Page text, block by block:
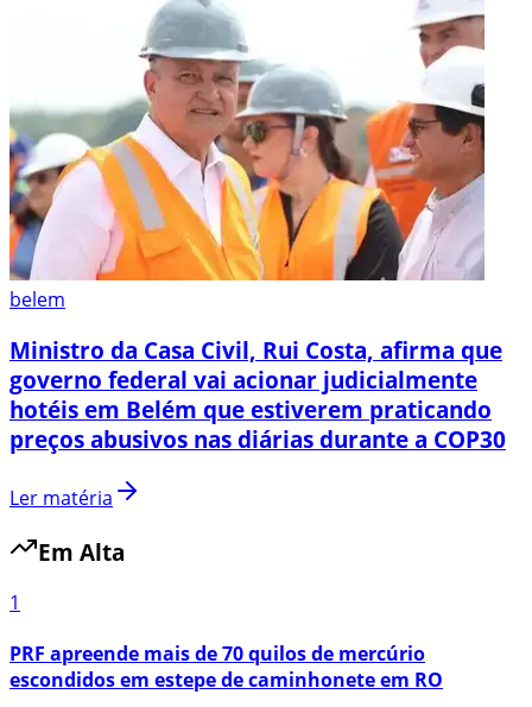
belem
Ministro da Casa Civil, Rui Costa, afirma que
governo federal vai acionar judicialmente
hotéis em Belém que estiverem praticando
preços abusivos nas diárias durante a COP30
Ler matéria
Em Alta
1
PRF apreende mais de 70 quilos de mercúrio
escondidos em estepe de caminhonete em RO